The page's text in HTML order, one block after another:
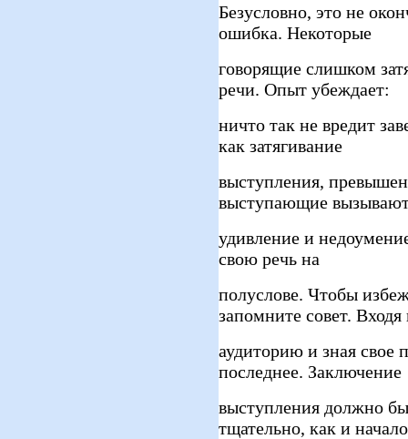
Безусловно, это не
ошибка. Некоторые
говорящие слишком
речи. Опыт убеждает:
ничто так не вредит
как затягивание
выступления,
выступающие
удивление и
свою речь на
полуслове. Чтобы
запомните совет. Входя
аудиторию и зная свое
последнее. Заключение
выступления должно
тщательно, как и